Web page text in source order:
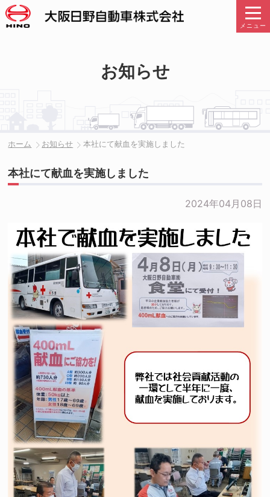
メニュー
お知らせ
ホーム お知らせ 本社にて献血を実施しました
本社にて献血を実施しました
2024年04月08日